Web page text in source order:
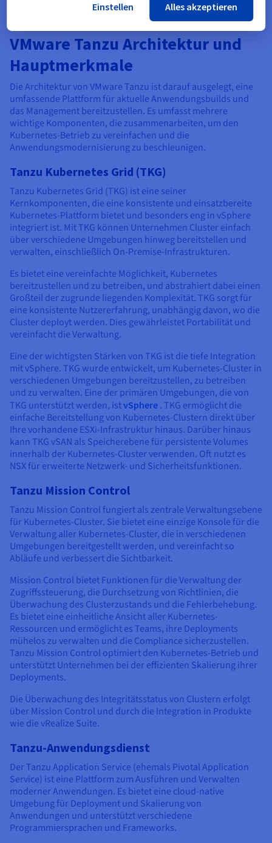
VMware Tanzu Architektur und
Hauptmerkmale
Die Architektur von VMware Tanzu ist darauf ausgelegt, eine
umfassende Plattform für aktuelle Anwendungsbuilds und
das Management bereitzustellen. Es umfasst mehrere
wichtige Komponenten, die zusammenarbeiten, um den
Kubernetes-Betrieb zu vereinfachen und die
Anwendungsmodernisierung zu beschleunigen.
Tanzu Kubernetes Grid (TKG)
Tanzu Kubernetes Grid (TKG) ist eine seiner
Kernkomponenten, die eine konsistente und einsatzbereite
Kubernetes-Plattform bietet und besonders eng in vSphere
integriert ist. Mit TKG können Unternehmen Cluster einfach
über verschiedene Umgebungen hinweg bereitstellen und
verwalten, einschließlich On-Premise-Infrastrukturen.
Es bietet eine vereinfachte Möglichkeit, Kubernetes
bereitzustellen und zu betreiben, und abstrahiert dabei einen
Großteil der zugrunde liegenden Komplexität. TKG sorgt für
eine konsistente Nutzererfahrung, unabhängig davon, wo die
Cluster deployt werden. Dies gewährleistet Portabilität und
vereinfacht die Verwaltung.
Eine der wichtigsten Stärken von TKG ist die tiefe Integration
mit vSphere. TKG wurde entwickelt, um Kubernetes-Cluster in
verschiedenen Umgebungen bereitzustellen, zu betreiben
und zu verwalten. Eine der primären Umgebungen, die von
TKG unterstützt werden, istvSphere . TKG ermöglicht die
einfache Bereitstellung von Kubernetes-Clustern direkt über
Ihre vorhandene ESXi-Infrastruktur hinaus. Darüber hinaus
kann TKG vSAN als Speicherebene für persistente Volumes
innerhalb der Kubernetes-Cluster verwenden. Oft nutzt es
NSX für erweiterte Netzwerk- und Sicherheitsfunktionen.
Tanzu Mission Control
Tanzu Mission Control fungiert als zentrale Verwaltungsebene
für Kubernetes-Cluster. Sie bietet eine einzige Konsole für die
Verwaltung aller Kubernetes-Cluster, die in verschiedenen
Umgebungen bereitgestellt werden, und vereinfacht so
Abläufe und verbessert die Sichtbarkeit.
Mission Control bietet Funktionen für die Verwaltung der
Zugriffssteuerung, die Durchsetzung von Richtlinien, die
Überwachung des Clusterzustands und die Fehlerbehebung.
Es bietet eine einheitliche Ansicht aller Kubernetes-
Ressourcen und ermöglicht es Teams, ihre Deployments
mühelos zu verwalten und die Compliance sicherzustellen.
Tanzu Mission Control optimiert den Kubernetes-Betrieb und
unterstützt Unternehmen bei der effizienten Skalierung ihrer
Deployments.
Die Überwachung des Integritätsstatus von Clustern erfolgt
über Mission Control und durch die Integration in Produkte
wie die vRealize Suite.
Tanzu-Anwendungsdienst
Der Tanzu Application Service (ehemals Pivotal Application
Service) ist eine Plattform zum Ausführen und Verwalten
moderner Anwendungen. Es bietet eine cloud-native
Umgebung für Deployment und Skalierung von
Anwendungen und unterstützt verschiedene
Programmiersprachen und Frameworks.
Einstellen Alles akzeptieren